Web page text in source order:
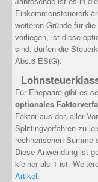
weiteren Gründe für
vorliegen, ist diese
sind, dürfen die
Abs.6 EStG).
Für Ehepaare gibt es
optionales
Faktor aus der, aller
Splittingverfahren zu
rechnerischen Summe
Diese Anwendung ist
kleiner als 1 ist.
Artikel.